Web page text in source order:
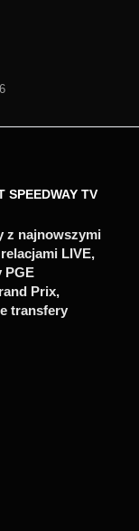
SPEEDWAY TV
z najnowszymi
LIVE,
PGE
Prix,
transfery